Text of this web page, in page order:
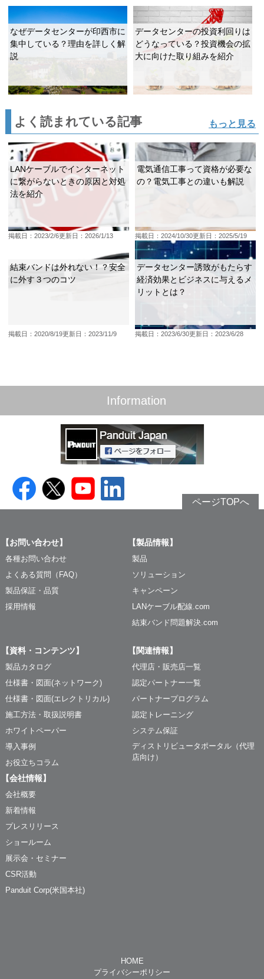
なぜデータセンターが印西市に
集中している？理由を詳しく解
説
データセンターの投資利回りは
どうなっている？投資機会の拡
大に向けた取り組みを紹介
よく読まれている記事 もっと見る
LANケーブルでインターネット
に繋がらないときの原因と対処
法を紹介
掲載日：2023/2/6更新日：2026/1/13
電気通信工事って資格が必要な
の？電気工事との違いも解説
掲載日：2024/10/30更新日：2025/5/19
結束バンドは外れない！？安全
に外す３つのコツ
掲載日：2020/8/19更新日：2023/11/9
データセンター誘致がもたらす
経済効果とビジネスに与えるメ
リットとは？
掲載日：2023/6/30更新日：2023/6/28
Information
ページTOPへ
【お問い合わせ】
各種お問い合わせ
よくある質問（FAQ）
製品保証・品質
採用情報
【製品情報】
製品
ソリューション
キャンペーン
LANケーブル配線.com
結束バンド問題解決.com
【資料・コンテンツ】
製品カタログ
仕様書・図面(ネットワーク)
仕様書・図面(エレクトリカル)
施工方法・取扱説明書
ホワイトペーパー
導入事例
お役立ちコラム
【関連情報】
代理店・販売店一覧
認定パートナー一覧
パートナープログラム
認定トレーニング
システム保証
ディストリビュータポータル（代理
店向け）
【会社情報】
会社概要
新着情報
プレスリリース
ショールーム
展示会・セミナー
CSR活動
Panduit Corp(米国本社)
HOME
プライバシーポリシー